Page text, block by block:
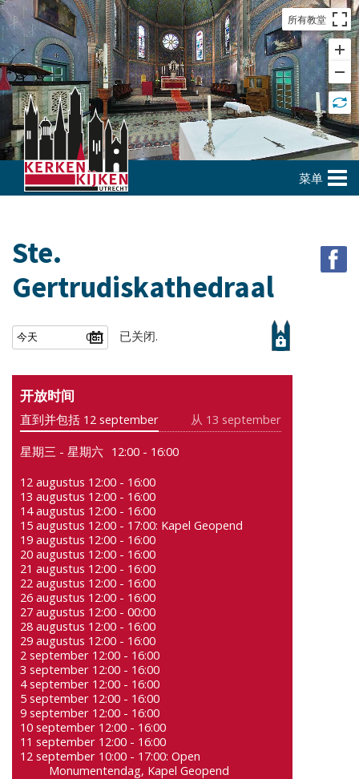
所有教堂
菜单
Ste.
Gertrudiskathedraal
已关闭.
开放时间
直到并包括 12 september
从 13 september
星期三 - 星期六 12:00 - 16:00
12 augustus 12:00 - 16:00
13 augustus 12:00 - 16:00
14 augustus 12:00 - 16:00
15 augustus 12:00 - 17:00: Kapel Geopend
19 augustus 12:00 - 16:00
20 augustus 12:00 - 16:00
21 augustus 12:00 - 16:00
22 augustus 12:00 - 16:00
26 augustus 12:00 - 16:00
27 augustus 12:00 - 00:00
28 augustus 12:00 - 16:00
29 augustus 12:00 - 16:00
2 september 12:00 - 16:00
3 september 12:00 - 16:00
4 september 12:00 - 16:00
5 september 12:00 - 16:00
9 september 12:00 - 16:00
10 september 12:00 - 16:00
11 september 12:00 - 16:00
12 september 10:00 - 17:00: Open
Monumentendag, Kapel Geopend